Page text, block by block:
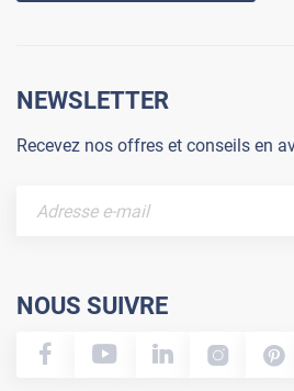
NEWSLETTER
Recevez nos offres et conseils en
NOUS SUIVRE